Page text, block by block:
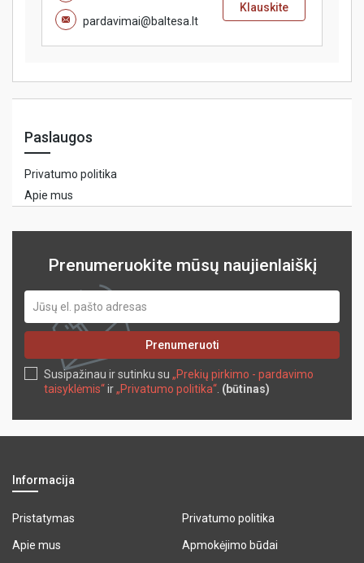
pardavimai@baltesa.lt
Klauskite
Paslaugos
Privatumo politika
Apie mus
Prenumeruokite mūsų naujienlaiškį
Prenumeruoti
Susipažinau ir sutinku su „Prekių pirkimo - pardavimo
taisyklėmis“ir„Privatumo politika“. (būtinas)
Informacija
Pristatymas Privatumo politika
Apie mus Apmokėjimo būdai